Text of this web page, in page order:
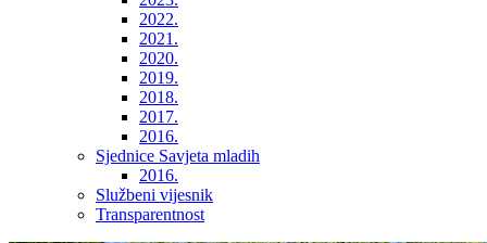
2022.
2021.
2020.
2019.
2018.
2017.
2016.
Sjednice Savjeta mladih
2016.
Službeni vijesnik
Transparentnost